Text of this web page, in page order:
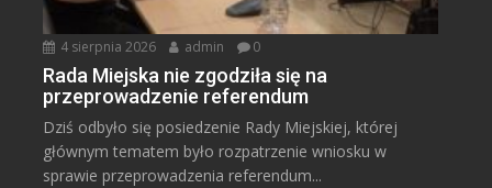
4 sierpnia 2026 admin 0
Rada Miejska nie zgodziła się na
przeprowadzenie referendum
Dziś odbyło się posiedzenie Rady Miejskiej, której
głównym tematem było rozpatrzenie wniosku w
sprawie przeprowadzenia referendum...